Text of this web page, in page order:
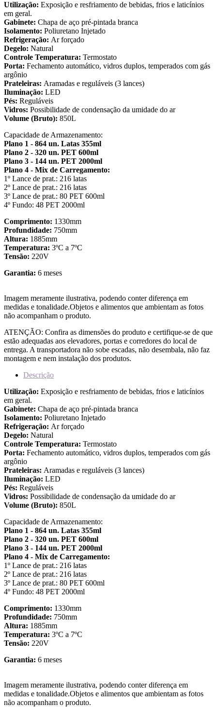
Utilização: Exposição e resfriamento de bebidas, frios e laticínios
em geral.
Gabinete: Chapa de aço pré-pintada branca
Isolamento: Poliuretano Injetado
Refrigeração: Ar forçado
Degelo: Natural
Controle Temperatura: Termostato
Porta: Fechamento automático, vidros duplos, temperados com gás
argônio
Prateleiras: Aramadas e reguláveis (3 lances)
Iluminação: LED
Pés: Reguláveis
Vidros: Possibilidade de condensação da umidade do ar
Volume (Bruto): 850L
Capacidade de Armazenamento:
Plano 1 - 864 un. Latas 355ml
Plano 2 - 320 un. PET 600ml
Plano 3 - 144 un. PET 2000ml
Plano 4 - Mix de Carregamento:
1º Lance de prat.: 216 latas
2º Lance de prat.: 216 latas
3º Lance de prat.: 80 PET 600ml
4º Fundo: 48 PET 2000ml
Comprimento: 1330mm
Profundidade: 750mm
Altura: 1885mm
Temperatura: 3ºC a 7ºC
Tensão: 220V
Garantia: 6 meses
Imagem meramente ilustrativa, podendo conter diferença em
medidas e tonalidade.Objetos e alimentos que ambientam as fotos
não acompanham o produto.
ATENÇÃO: Confira as dimensões do produto e certifique-se de que
estão adequadas aos elevadores, portas e corredores do local de
entrega. A transportadora não sobe escadas, não desembala, não faz
montagem e nem instalação dos produtos.
Descrição
Utilização: Exposição e resfriamento de bebidas, frios e laticínios
em geral.
Gabinete: Chapa de aço pré-pintada branca
Isolamento: Poliuretano Injetado
Refrigeração: Ar forçado
Degelo: Natural
Controle Temperatura: Termostato
Porta: Fechamento automático, vidros duplos, temperados com gás
argônio
Prateleiras: Aramadas e reguláveis (3 lances)
Iluminação: LED
Pés: Reguláveis
Vidros: Possibilidade de condensação da umidade do ar
Volume (Bruto): 850L
Capacidade de Armazenamento:
Plano 1 - 864 un. Latas 355ml
Plano 2 - 320 un. PET 600ml
Plano 3 - 144 un. PET 2000ml
Plano 4 - Mix de Carregamento:
1º Lance de prat.: 216 latas
2º Lance de prat.: 216 latas
3º Lance de prat.: 80 PET 600ml
4º Fundo: 48 PET 2000ml
Comprimento: 1330mm
Profundidade: 750mm
Altura: 1885mm
Temperatura: 3ºC a 7ºC
Tensão: 220V
Garantia: 6 meses
Imagem meramente ilustrativa, podendo conter diferença em
medidas e tonalidade.Objetos e alimentos que ambientam as fotos
não acompanham o produto.